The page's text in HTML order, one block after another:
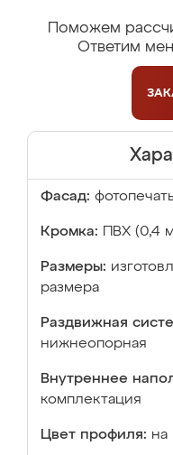
Поможем
Ответим
Фасад:
Кромка: ПВХ (0,4
Размеры:
размера
Раздвижная
нижнеопорная
Внутреннее
комплектация
Цвет профиля: на